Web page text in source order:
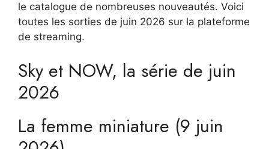
le catalogue de nombreuses nouveautés. Voici
toutes les sorties de juin 2026 sur la plateforme
de streaming.
Sky et NOW, la série de juin
2026
La femme miniature (9 juin